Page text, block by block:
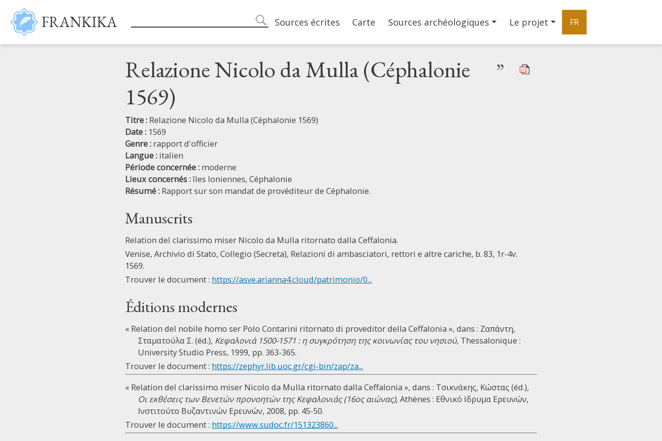
Aller au contenu principal
FRANKIKA search
Main navigation
Sources écrites Carte Sources archéologiques Le projet FR
Relazione Nicolo da Mulla (Céphalonie
1569)
”
Titre : Relazione Nicolo da Mulla (Céphalonie 1569)
Date : 1569
Genre : rapport d'officier
Langue : italien
Période concernée : moderne
Lieux concernés :îles Ioniennes, Céphalonie
Résumé : Rapport sur son mandat de provéditeur de Céphalonie.
Manuscrits
Relation del clarissimo miser Nicolo da Mulla ritornato dalla Ceffalonia.
Venise, Archivio di Stato, Collegio (Secreta), Relazioni di ambasciatori, rettori e altre cariche, b. 83, 1r-4v.
1569.
Trouver le document : https://asve.arianna4.cloud/patrimonio/0...
Éditions modernes
« Relation del nobile homo ser Polo Contarini ritornato di proveditor della Ceffalonia », dans : Ζαπάντη,
Σταματούλα Σ. (éd.), Κεφαλονιά 1500-1571 : η συγκρότηση της κοινωνίας του νησιού, Thessalonique :
University Studio Press, 1999, pp. 363-365.
Trouver le document : https://zephyr.lib.uoc.gr/cgi-bin/zap/za...
« Relation del clarissimo miser Nicolo da Mulla ritornato dalla Ceffalonia », dans : Τσικνάκης, Κώστας (éd.),
Οι εκθέσεις των Βενετών προνοητών της Κεφαλονιάς (16ος αιώνας), Athènes : Εθνικό Ιδρυμα Ερευνών,
Ινστιτούτο Βυζαντινών Ερευνών, 2008, pp. 45-50.
Trouver le document : https://www.sudoc.fr/151323860...